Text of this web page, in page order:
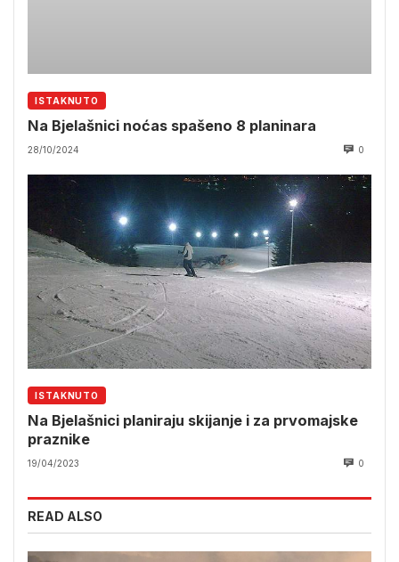
ISTAKNUTO
Na Bjelašnici noćas spašeno 8 planinara
28/10/2024 0
ISTAKNUTO
Na Bjelašnici planiraju skijanje i za prvomajske
praznike
19/04/2023 0
READ ALSO